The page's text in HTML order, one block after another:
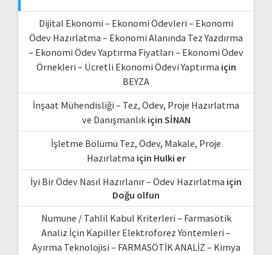
Dijital Ekonomi – Ekonomi Ödevleri – Ekonomi
Ödev Hazırlatma – Ekonomi Alanında Tez Yazdırma
– Ekonomi Ödev Yaptırma Fiyatları – Ekonomi Ödev
Örnekleri – Ücretli Ekonomi Ödevi Yaptırma için
BEYZA
İnşaat Mühendisliği – Tez, Ödev, Proje Hazırlatma
ve Danışmanlıkiçin SİNAN
İşletme Bölümü Tez, Ödev, Makale, Proje
Hazırlatma için Hulki er
İyi Bir Ödev Nasıl Hazırlanır – Ödev Hazırlatma için
Doğu olfun
Numune / Tahlil Kabul Kriterleri – Farmasötik
Analiz İçin Kapiller Elektroforez Yöntemleri –
Ayırma Teknolojisi – FARMASÖTİK ANALİZ – Kimya